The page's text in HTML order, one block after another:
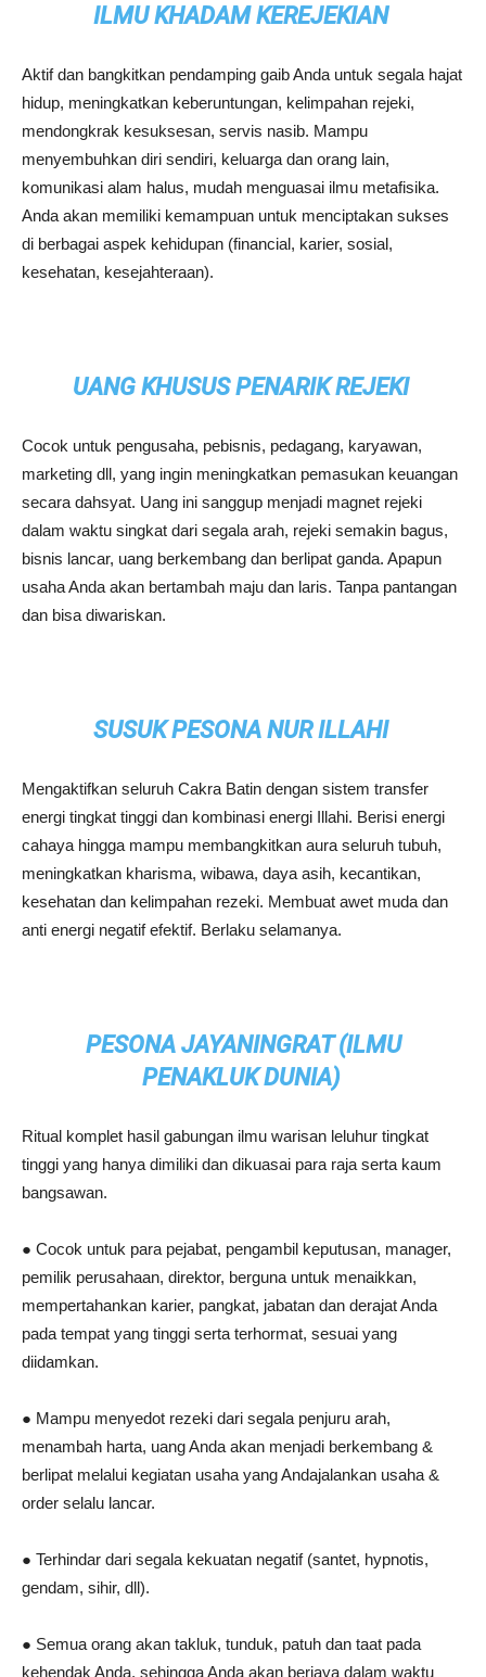
ILMU KHADAM KEREJEKIAN
Aktif dan bangkitkan pendamping gaib Anda untuk segala hajat
hidup, meningkatkan keberuntungan, kelimpahan rejeki,
mendongkrak kesuksesan, servis nasib. Mampu
menyembuhkan diri sendiri, keluarga dan orang lain,
komunikasi alam halus, mudah menguasai ilmu metafisika.
Anda akan memiliki kemampuan untuk menciptakan sukses
di berbagai aspek kehidupan (financial, karier, sosial,
kesehatan, kesejahteraan).
UANG KHUSUS PENARIK REJEKI
Cocok untuk pengusaha, pebisnis, pedagang, karyawan,
marketing dll, yang ingin meningkatkan pemasukan keuangan
secara dahsyat. Uang ini sanggup menjadi magnet rejeki
dalam waktu singkat dari segala arah, rejeki semakin bagus,
bisnis lancar, uang berkembang dan berlipat ganda. Apapun
usaha Anda akan bertambah maju dan laris. Tanpa pantangan
dan bisa diwariskan.
SUSUK PESONA NUR ILLAHI
Mengaktifkan seluruh Cakra Batin dengan sistem transfer
energi tingkat tinggi dan kombinasi energi Illahi. Berisi energi
cahaya hingga mampu membangkitkan aura seluruh tubuh,
meningkatkan kharisma, wibawa, daya asih, kecantikan,
kesehatan dan kelimpahan rezeki. Membuat awet muda dan
anti energi negatif efektif. Berlaku selamanya.
PESONA JAYANINGRAT (ILMU
PENAKLUK DUNIA)
Ritual komplet hasil gabungan ilmu warisan leluhur tingkat
tinggi yang hanya dimiliki dan dikuasai para raja serta kaum
bangsawan.
● Cocok untuk para pejabat, pengambil keputusan, manager,
pemilik perusahaan, direktor, berguna untuk menaikkan,
mempertahankan karier, pangkat, jabatan dan derajat Anda
pada tempat yang tinggi serta terhormat, sesuai yang
diidamkan.
● Mampu menyedot rezeki dari segala penjuru arah,
menambah harta, uang Anda akan menjadi berkembang &
berlipat melalui kegiatan usaha yang Andajalankan usaha &
order selalu lancar.
● Terhindar dari segala kekuatan negatif (santet, hypnotis,
gendam, sihir, dll).
● Semua orang akan takluk, tunduk, patuh dan taat pada
kehendak Anda, sehingga Anda akan berjaya dalam waktu